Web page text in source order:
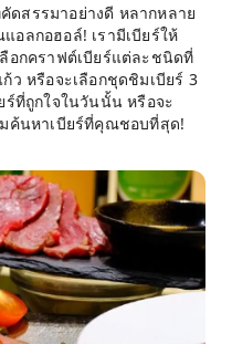
ดสรรมาอย่างดี หลากหลาย
ลกอฮอล์! เรามีเบียร์ให้
อกคราฟต์เบียร์แต่ละชนิดที่
ว หรือจะเลือกชุดชิมเบียร์ 3
ร์ที่ถูกใจในวันนั้น หรือจะ
ค้นหาเบียร์ที่คุณชอบที่สุด!